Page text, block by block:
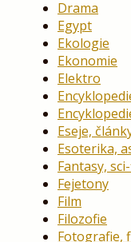
Drama
Egypt
Ekologie
Ekonomie
Elektro
Eseje,
Esoterika,
Fantasy,
Fejetony
Film
Filozofie
Fotografie,